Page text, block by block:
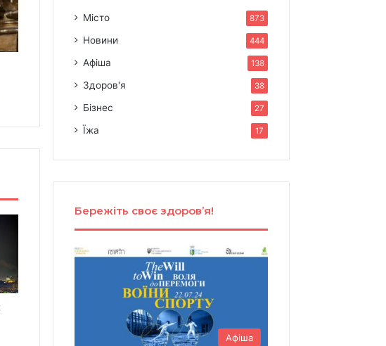
Місто 873
Новини 444
Афіша 138
Здоров'я 38
Бізнес 27
Їжа 17
Бережіть своє здоров’я!
Афіша